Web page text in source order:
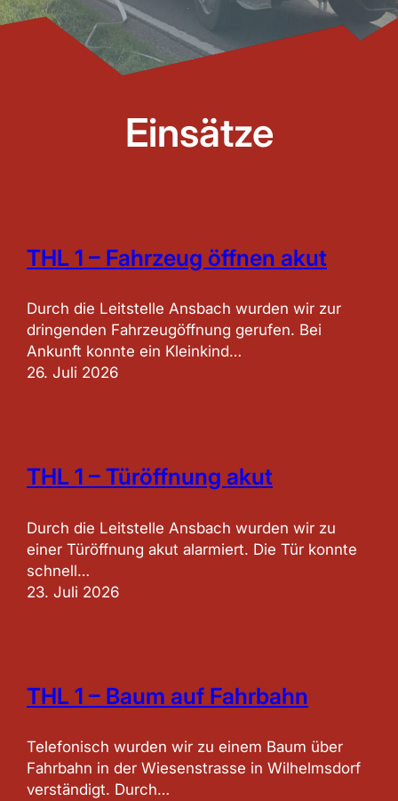
Einsätze
THL 1 – Fahrzeug öffnen akut
Durch die Leitstelle Ansbach wurden wir zur
dringenden Fahrzeugöffnung gerufen. Bei
Ankunft konnte ein Kleinkind…
26. Juli 2026
THL 1 – Türöffnung akut
Durch die Leitstelle Ansbach wurden wir zu
einer Türöffnung akut alarmiert. Die Tür konnte
schnell…
23. Juli 2026
THL 1 – Baum auf Fahrbahn
Telefonisch wurden wir zu einem Baum über
Fahrbahn in der Wiesenstrasse in Wilhelmsdorf
verständigt. Durch…